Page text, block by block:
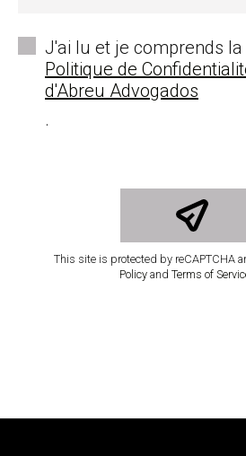
* J'ai lu et je comprends la
Politique de
d'Abreu Advogados
.
This site is protected by reCAPTCHA
Policy and Terms of